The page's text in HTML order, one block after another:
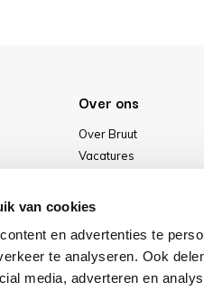
van cookies
en advertenties te
te analyseren. Ook
media, adverteren en
Over ons
Over Bruut
Vacatures
Onze winkel